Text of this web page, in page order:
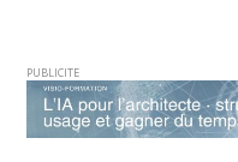
PUBLICITE